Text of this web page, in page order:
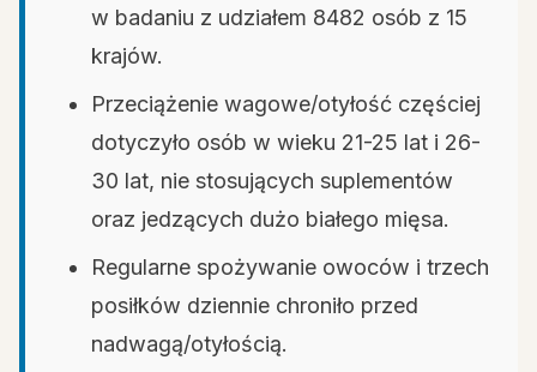
w badaniu z udziałem 8482 osób z 15
krajów.
Przeciążenie wagowe/otyłość częściej
dotyczyło osób w wieku 21-25 lat i 26-
30 lat, nie stosujących suplementów
oraz jedzących dużo białego mięsa.
Regularne spożywanie owoców i trzech
posiłków dziennie chroniło przed
nadwagą/otyłością.